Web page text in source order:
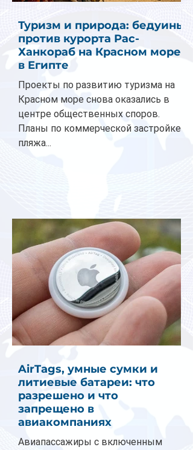
Туризм и природа: бедуины
против курорта Рас-
Ханкораб на Красном море
в Египте
Проекты по развитию туризма на
Красном море снова оказались в
центре общественных споров.
Планы по коммерческой застройке
пляжа...
AirTags, умные сумки и
литиевые батареи: что
разрешено и что
запрещено в
авиакомпаниях
Авиапассажиры с включенным